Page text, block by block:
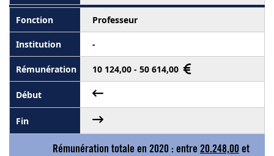
Professeur
-
10 124,00 - 50 614,00
Rémunération totale en 2020 : entre 20.248,00 et